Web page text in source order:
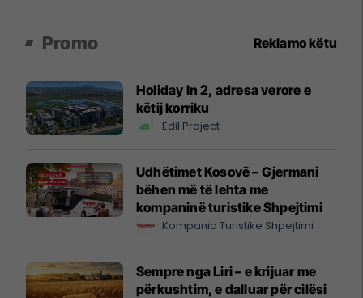
Promo Reklamo këtu
Holiday In 2, adresa verore e
këtij korriku
Edil Project
Udhëtimet Kosovë – Gjermani
bëhen më të lehta me
kompaninë turistike Shpejtimi
Kompania Turistike Shpejtimi
Sempre nga Liri – e krijuar me
përkushtim, e dalluar për cilësi